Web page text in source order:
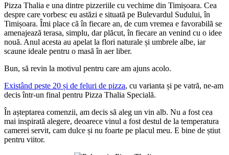
Pizza Thalia e una dintre pizzeriile cu vechime din Timișoara. Cea
despre care vorbesc eu astăzi e situată pe Bulevardul Sudului, în
Timișoara. Îmi place că în fiecare an, de cum vremea e favorabilă se
amenajează terasa, simplu, dar plăcut, în fiecare an venind cu o idee
nouă. Anul acesta au apelat la flori naturale și umbrele albe, iar
scaune ideale pentru o masă în aer liber.
Bun, să revin la motivul pentru care am ajuns acolo.
Existând peste 20 și de feluri de pizza, cu varianta și pe vatră, ne-am
decis într-un final pentru Pizza Thalia Specială.
În așteptarea comenzii, am decis să aleg un vin alb. Nu a fost cea
mai inspirată alegere, deoarece vinul a fost destul de la temperatura
camerei servit, cam dulce și nu foarte pe placul meu. E bine de știut
pentru viitor.